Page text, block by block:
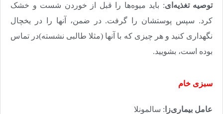
توصیه تغذیه‌ای: باید میوه‌ها را قبل از خوردن شست و خشک
کرد. سپس پوستشان را گرفت. در ضمن، آنها را در یخچال
نگهداری کنید و هر چیزی که با آنها (مثلا طالبی نشسته)در تماس
بوده است، بشویید.
سبزی خام
عامل بیماری‌زا : سالمونلا